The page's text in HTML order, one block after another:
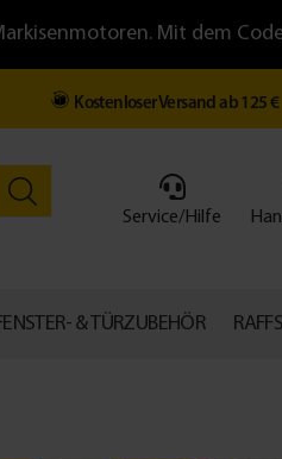
Mit dem
Kostenloser Versand ab 125 €
Service/Hilfe
& TÜRZUBEHÖR